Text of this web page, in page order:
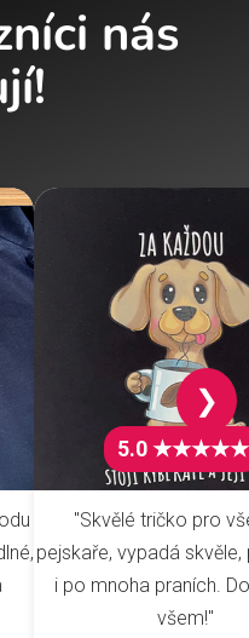
nás
5.0 ★★★★★
"Skvělé tričko pro
pejskaře, vypadá
i po mnoha praních.
všem!"
❯